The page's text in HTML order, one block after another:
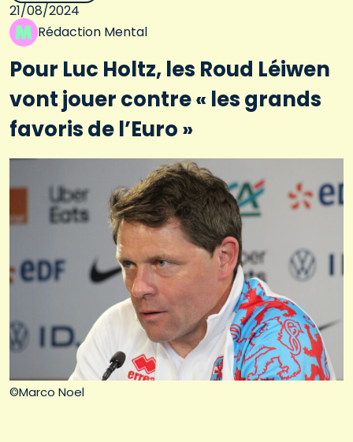
©Marco Noel
21/08/2024
Rédaction Mental
Pour Luc Holtz, les Roud Léiwen
vont jouer contre « les grands
favoris de l’Euro »